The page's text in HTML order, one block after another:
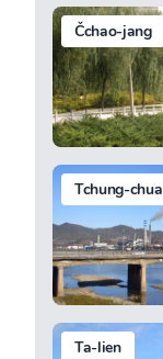
Čchao-jang
Tchung-chua
Ta-lien